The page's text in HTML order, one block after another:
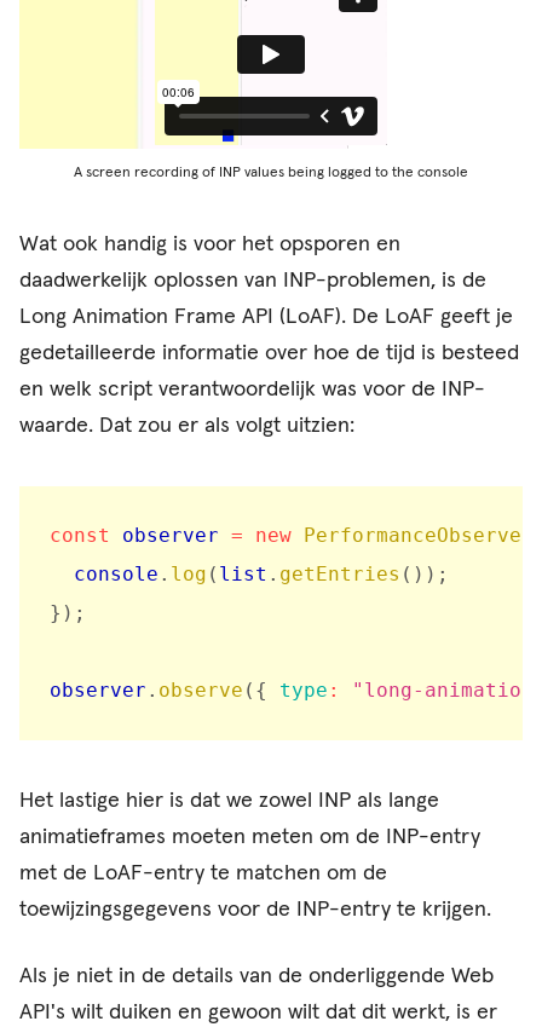
A screen recording of INP values being logged to the console
Wat ook handig is voor het opsporen en
daadwerkelijk oplossen van INP-problemen, is de
Long Animation Frame API (LoAF). De LoAF geeft je
gedetailleerde informatie over hoe de tijd is besteed
en welk script verantwoordelijk was voor de INP-
waarde. Dat zou er als volgt uitzien:
const observer = new PerformanceObserver
  console
. log ( list . getEntries ( ) ) ;
} ) ;
observer . observe ( { type : "long-
Het lastige hier is dat we zowel INP als lange
animatieframes moeten meten om de INP-entry
met de LoAF-entry te matchen om de
toewijzingsgegevens voor de INP-entry te krijgen.
Als je niet in de details van de onderliggende Web
API's wilt duiken en gewoon wilt dat dit werkt, is er